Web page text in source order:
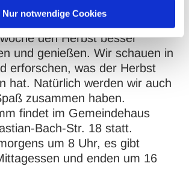
Nur notwendige Cookies
und leckere Früchte.
Euch in der ersten
den Herbst besser
und genießen. Wir schauen in
erforschen, was der Herbst
hat. Natürlich werden wir auch
zusammen haben.
findet im Gemeindehaus
Bach-Str. 18 statt.
um 8 Uhr, es gibt
und enden um 16